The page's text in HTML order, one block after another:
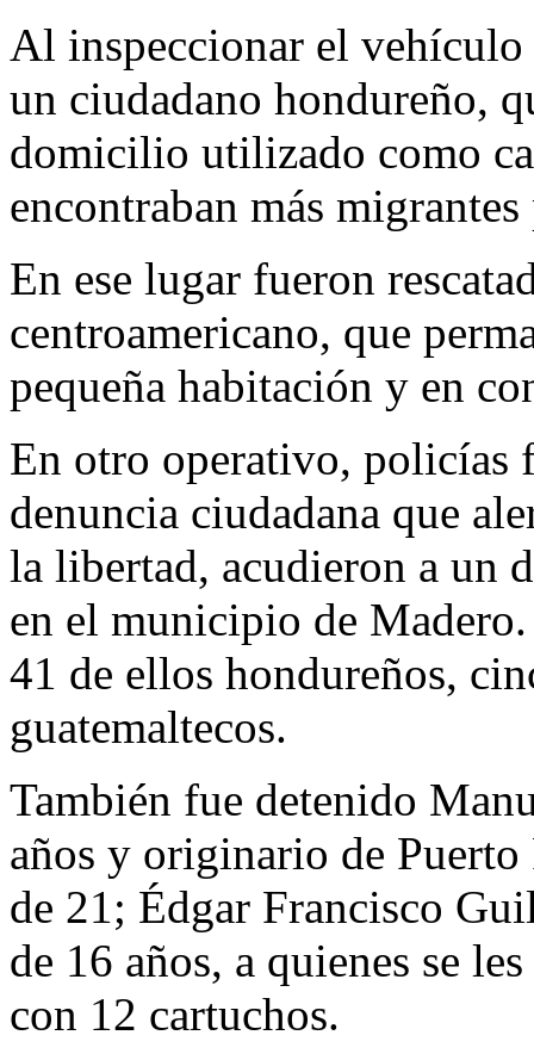
Al inspeccionar el
un ciudadano hondureño,
domicilio utilizado como
encontraban más
En ese lugar fueron
centroamericano, que
pequeña habitación y en
En otro operativo, policías
denuncia ciudadana que
la libertad, acudieron a un
en el municipio de
41 de ellos hondureños,
guatemaltecos.
También fue detenido
años y originario de Puerto
de 21; Édgar Francisco
de 16 años, a quienes se
con 12 cartuchos.